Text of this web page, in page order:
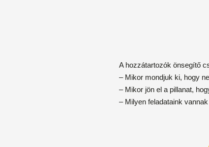
A hozzátartozók önsegítő
– Mikor mondjuk ki, hogy
– Mikor jön el a pillanat,
– Milyen feladataink